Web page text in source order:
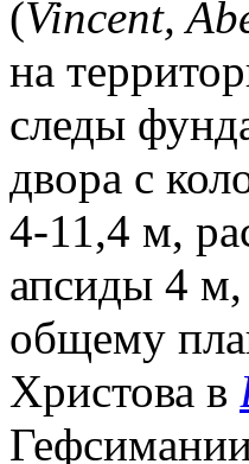
(Vincent,
на
следы
двора с
4-11,4 м,
апсиды 4
общему
Христова в